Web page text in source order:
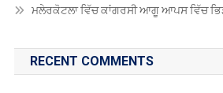
ਮਲੇਰਕੋਟਲਾ ਵਿੱਚ ਕਾਂਗਰਸੀ ਆਗੂ ਆਪਸ ਵਿੱਚ
RECENT COMMENTS